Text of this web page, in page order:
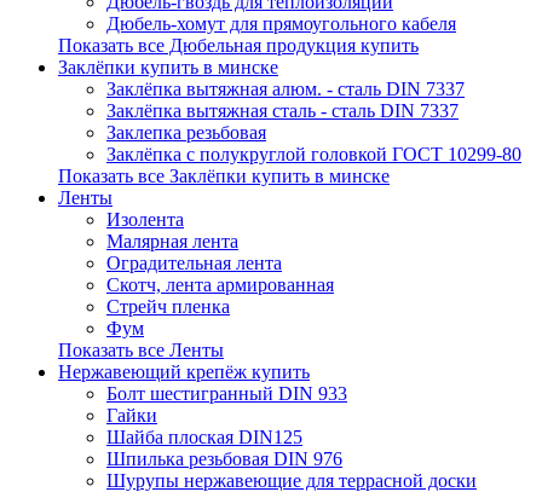
Дюбель-хомут для прямоугольного кабеля
Показать все Дюбельная продукция купить
Заклёпки купить в минске
Заклёпка вытяжная алюм. - сталь DIN 7337
Заклёпка вытяжная сталь - сталь DIN 7337
Заклепка резьбовая
Заклёпка с полукруглой головкой ГОСТ 10299-80
Показать все Заклёпки купить в минске
Ленты
Изолента
Малярная лента
Оградительная лента
Скотч, лента армированная
Стрейч пленка
Фум
Показать все Ленты
Нержавеющий крепёж купить
Болт шестигранный DIN 933
Гайки
Шайба плоская DIN125
Шпилька резьбовая DIN 976
Шурупы нержавеющие для террасной доски